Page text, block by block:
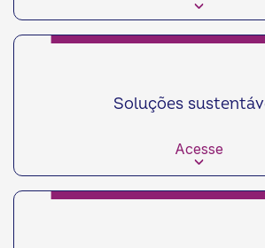
Soluções
Acesse